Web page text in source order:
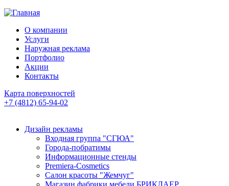
О компании
Услуги
Наружная реклама
Портфолио
Акции
Контакты
Карта поверхностей
+7 (4812) 65-94-02
Дизайн рекламы
Входная группа "СГЮА"
Города-побратимы
Информационные стенды
Premiera-Cosmetics
Салон красоты "Жемчуг"
Магазин фабрики мебели БРИКЛАЕР